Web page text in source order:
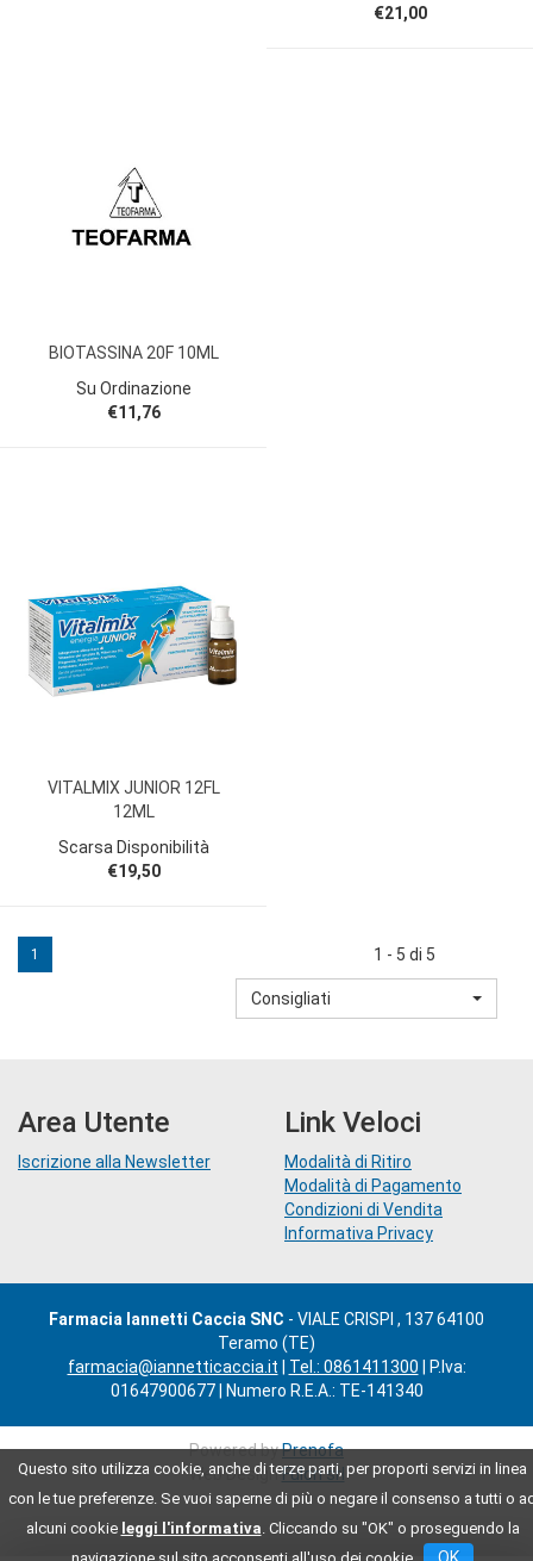
Questo sito utilizza cookie, anche di terze parti, per proporti servizi in linea
con le tue preferenze. Se vuoi saperne di più o negare il consenso a tutti o
alcuni cookie leggi l'informativa . Cliccando su "OK" o proseguendo la
navigazione sul sito acconsenti all'uso dei cookie .
OK
€21,00
BIOTASSINA 20F 10ML
Su Ordinazione
€11,76
VITALMIX JUNIOR 12FL
12ML
Scarsa Disponibilità
€19,50
1 1 - 5 di 5
Consigliati
Area Utente
Iscrizione alla Newsletter
Link Veloci
Modalità di Ritiro
Modalità di Pagamento
Condizioni di Vendita
Informativa Privacy
Farmacia Iannetti Caccia SNC - VIALE CRISPI , 137 64100
Teramo (TE)
farmacia@iannetticaccia.it | Tel.: 0861411300 | P.Iva:
01647900677 | Numero R.E.A.: TE-141340
Powered byPrenofa
Web DesignFulcri srl